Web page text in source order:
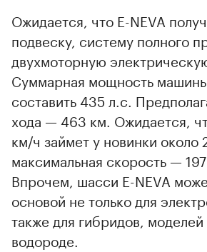
Ожидается, что E-NEVA
подвеску, систему полного
двухмоторную
Суммарная мощность
составить 435 л.с.
хода — 463 км. Ожидается,
км/ч займет у новинки около
максимальная скорость —
Впрочем, шасси E-NEVA
основой не только для
также для гибридов, моделей
водороде.